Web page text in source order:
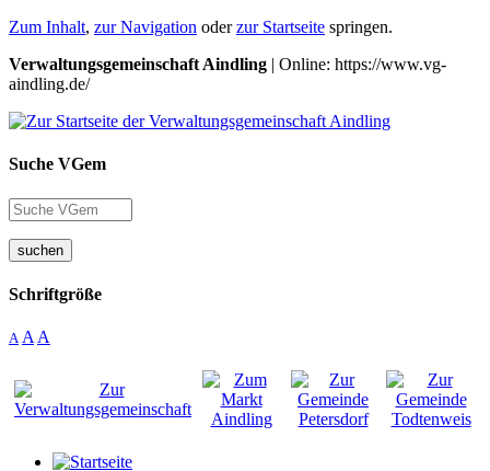
Zum Inhalt, zur Navigation oderzur Startseite springen.
Verwaltungsgemeinschaft Aindling | Online: https://www.vg-
aindling.de/
Suche VGem
suchen
Schriftgröße
A A A